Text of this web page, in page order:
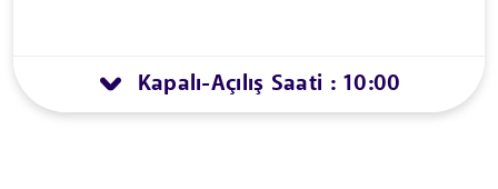
Kapalı-Açılış Saati : 10:00